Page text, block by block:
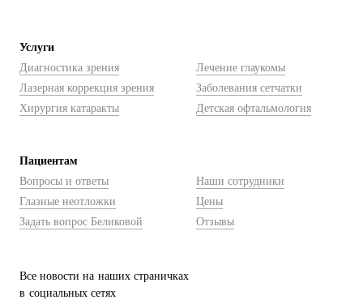
Услуги
Диагностика зрения
Лазерная коррекция зрения
Хирургия катаракты
Лечение глаукомы
Заболевания сетчатки
Детская офтальмология
Пациентам
Вопросы и ответы
Глазные неотложки
Задать вопрос Беликовой
Наши сотрудники
Цены
Отзывы
Все новости на наших страничках
в социальных сетях